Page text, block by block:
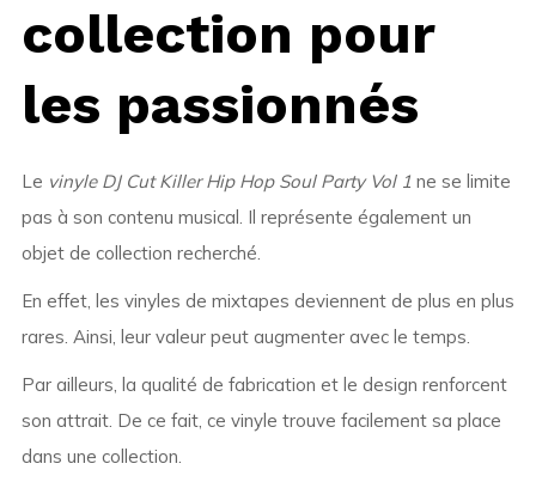
collection pour
les passionnés
Le vinyle DJ Cut Killer Hip Hop Soul Party Vol 1 ne se limite
pas à son contenu musical. Il représente également un
objet de collection recherché.
En effet, les vinyles de mixtapes deviennent de plus en plus
rares. Ainsi, leur valeur peut augmenter avec le temps.
Par ailleurs, la qualité de fabrication et le design renforcent
son attrait. De ce fait, ce vinyle trouve facilement sa place
dans une collection.